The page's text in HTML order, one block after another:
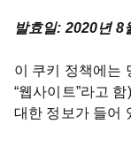
발효일: 2020년 8
이 쿠키 정책에는
“웹사이트”라고
대한 정보가 들어